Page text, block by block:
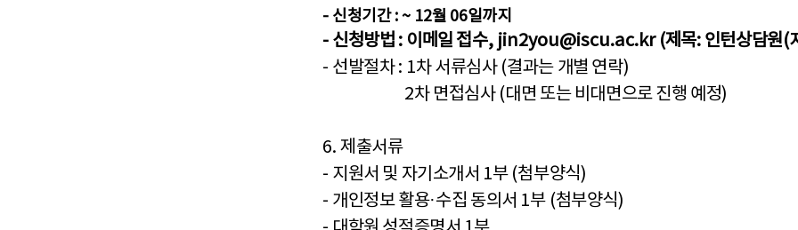
- 신청기간: ~ 12월 06일까지
- 신청방법 : 이메일 접수,jin2you@iscu.ac.kr (제목: 인턴상담원(
- 선발절차: 1차 서류심사 (결과는 개별 연락)
2차 면접심사 (대면 또는 비대면으로 진행 예정)
6. 제출서류
- 지원서 및 자기소개서 1부 (첨부양식)
- 개인정보 활용·수집 동의서 1부 (첨부양식)